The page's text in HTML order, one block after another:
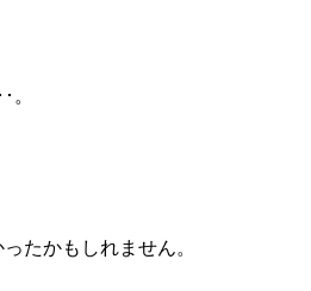
。
たかもしれません。